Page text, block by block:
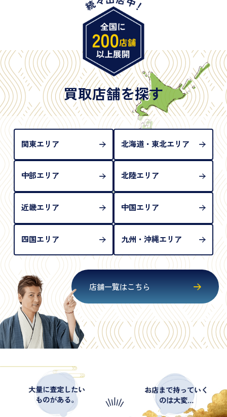
・旧パスポート
※原則として「公的機関が発行し、氏名、住所、生
年月日が記載されているもの
※日本国政府発行のもの
※2020年2月4日以降に申請された新型パスポートに
は「所持人記入欄（住所記載欄）」が存在しないた
め、単体では古物営業法上の本人確認書類として認
められない（住所確認ができないため）。補助書類
が必要となります
買取店舗を探す
関東エリア 北海道・東北エリア
中部エリア 北陸エリア
近畿エリア 中国エリア
四国エリア 九州・沖縄エリア
店舗一覧はこちら